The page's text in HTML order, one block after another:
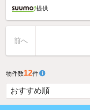
提供
前へ
物件数12件